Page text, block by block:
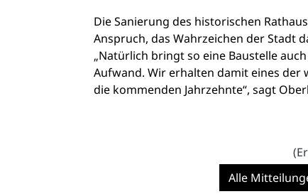
Die Sanierung des historischen
Anspruch, das Wahrzeichen der Stadt
„Natürlich bringt so eine Baustelle
Aufwand. Wir erhalten damit eines
die kommenden Jahrzehnte“, sagt
Alle